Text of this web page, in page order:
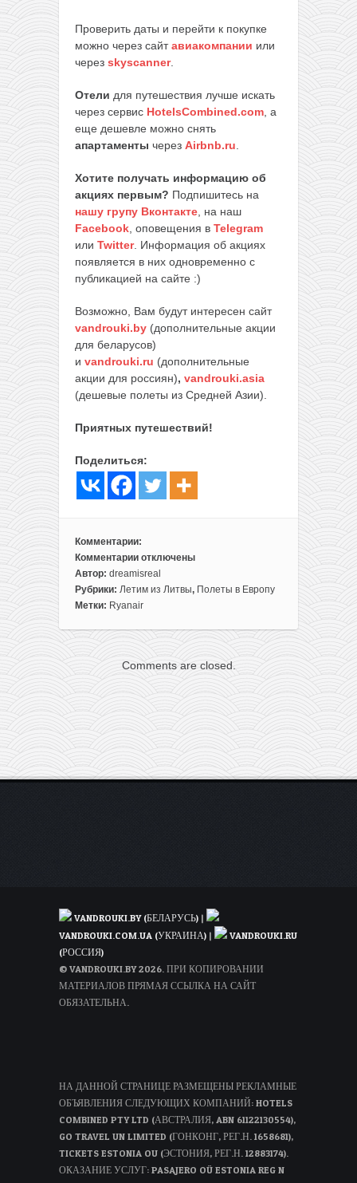
Проверить даты и перейти к покупке
можно через сайтавиакомпании или
через skyscanner.
Отели для путешествия лучше искать
через сервис HotelsCombined.com, а
еще дешевле можно снять
апартаменты через Airbnb.ru.
Хотите получать информацию об
акциях первым? Подпишитесь на
нашу групу Вконтакте, на наш
Facebook, оповещения в Telegram
или Twitter. Информация об акциях
появляется в них одновременно с
публикацией на сайте :)
Возможно, Вам будут интересен сайт
vandrouki.by (дополнительные акции
для беларусов)
и vandrouki.ru (дополнительные
акции для россиян), vandrouki.asia
(дешевые полеты из Средней Азии).
Приятных путешествий!
Поделиться:
Комментарии:
Комментарии
к
записи
Ryanair
новые
маршруты
Литвы
отключены
Автор: dreamisreal
Рубрики: Летим из Литвы, Полеты в Европу
Метки: Ryanair
Comments are closed.
VANDROUKI.BY (БЕЛАРУСЬ) |
VANDROUKI.COM.UA (УКРАИНА) |
VANDROUKI.RU
(РОССИЯ)
© VANDROUKI.BY 2026. ПРИ КОПИРОВАНИИ
МАТЕРИАЛОВ ПРЯМАЯ ССЫЛКА НА САЙТ
ОБЯЗАТЕЛЬНА.
НА ДАННОЙ СТРАНИЦЕ РАЗМЕЩЕНЫ РЕКЛАМНЫЕ
ОБЪЯВЛЕНИЯ СЛЕДУЮЩИХ КОМПАНИЙ: HOTELS
COMBINED PTY LTD (АВСТРАЛИЯ, ABN 61122130554),
GO TRAVEL UN LIMITED (ГОНКОНГ, РЕГ.Н. 1658681),
TICKETS ESTONIA OU (ЭСТОНИЯ, РЕГ.Н. 12883174).
ОКАЗАНИЕ УСЛУГ: PASAJERO OÜ ESTONIA REG N